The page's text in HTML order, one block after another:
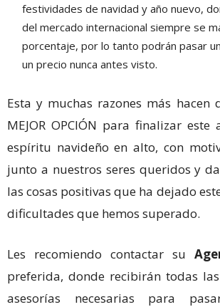
festividades de navidad y año nuevo,
del mercado internacional siempre se
porcentaje, por lo tanto podrán pasar
un precio nunca antes visto.
Esta y muchas razones más hacen
MEJOR OPCIÓN para finalizar este
espíritu navideño en alto, con
junto a nuestros seres queridos y
las cosas positivas que ha dejado
dificultades que hemos superado.
Les recomiendo contactar su
preferida, donde recibirán todas
asesorías necesarias para